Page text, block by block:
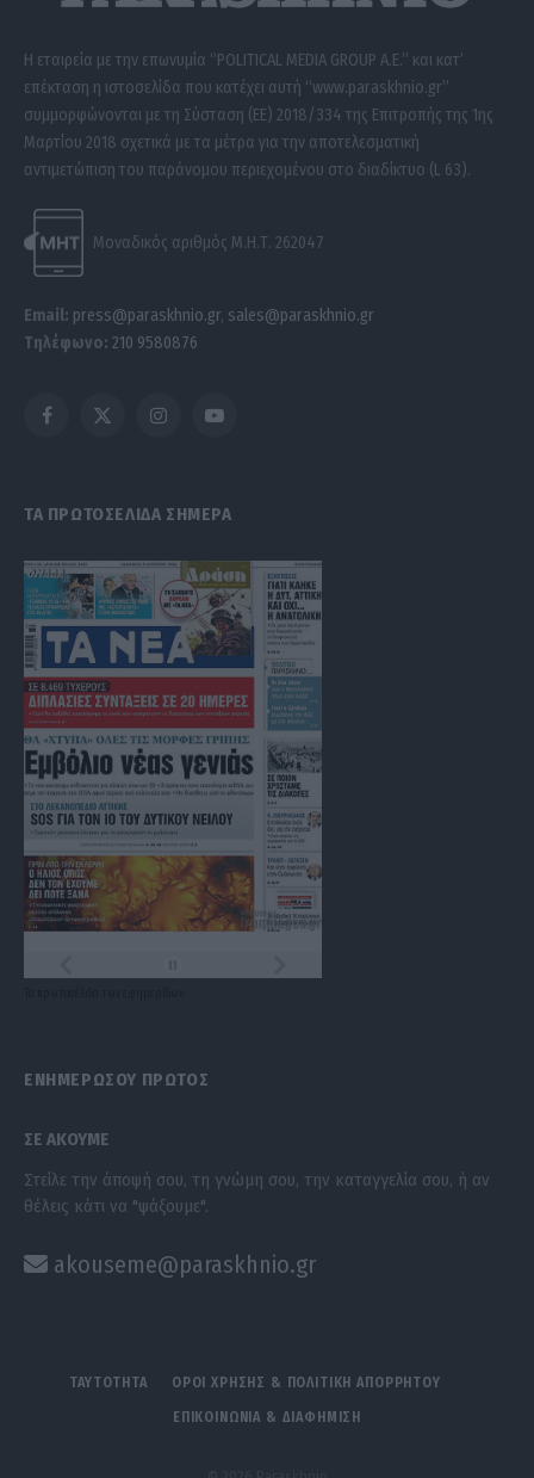
Η εταιρεία με την επωνυμία “POLITICAL MEDIA GROUP A.E.” και κατ’
επέκταση η ιστοσελίδα που κατέχει αυτή “www.paraskhnio.gr”
συμμορφώνονται με τη Σύσταση (ΕΕ) 2018/334 της Επιτροπής της 1ης
Μαρτίου 2018 σχετικά με τα μέτρα για την αποτελεσματική
αντιμετώπιση του παράνομου περιεχομένου στο διαδίκτυο (L 63).
Μοναδικός αριθμός Μ.Η.Τ. 262047
Email: press@paraskhnio.gr, sales@paraskhnio.gr
Τηλέφωνο: 210 9580876
Facebook
X
InstagramYouTube
ΤΑ ΠΡΩΤΟΣΕΛΙΔΑ ΣΗΜΕΡΑ
ΕΝΗΜΕΡΩΣΟΥ ΠΡΩΤΟΣ
ΣΕ ΑΚΟΥΜΕ
Στείλε την άποψή σου, τη γνώμη σου, την καταγγελία σου, ή αν
θέλεις κάτι να "ψάξουμε".
akouseme@paraskhnio.gr
ΤΑΥΤΟΤΗΤΑ ΟΡΟΙ ΧΡΗΣΗΣ & ΠΟΛΙΤΙΚΗ ΑΠΟΡΡΗΤΟΥ
ΕΠΙΚΟΙΝΩΝΙΑ & ΔΙΑΦΗΜΙΣΗ